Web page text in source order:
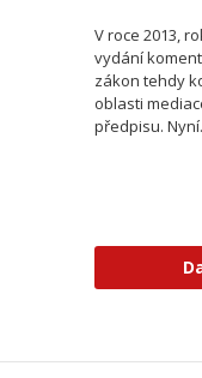
V roce 2013,
vydání
zákon tehdy
oblasti
předpisu.